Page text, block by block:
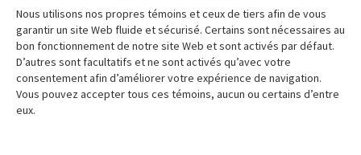
Salle de presse
Ressources
Articles
Support
Social
Media
Global
FR
Nous utilisons nos propres témoins et ceux de tiers afin de vous
garantir un site Web fluide et sécurisé. Certains sont nécessaires au
bon fonctionnement de notre site Web et sont activés par défaut.
D’autres sont facultatifs et ne sont activés qu’avec votre
consentement afin d’améliorer votre expérience de navigation.
Vous pouvez accepter tous ces témoins, aucun ou certains d’entre
eux.